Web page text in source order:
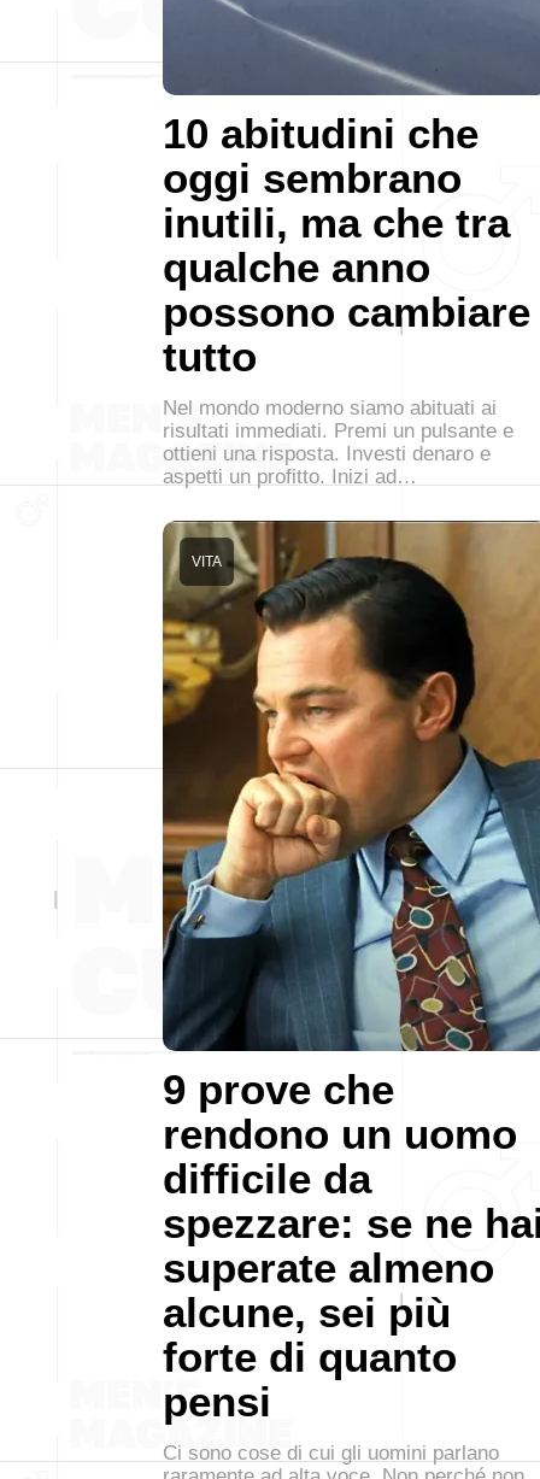
10 abitudini che
oggi sembrano
inutili, ma che tra
qualche anno
possono cambiare
tutto
Nel mondo moderno siamo abituati ai
risultati immediati. Premi un pulsante e
ottieni una risposta. Investi denaro e
aspetti un profitto. Inizi ad…
9 prove che
rendono un uomo
difficile da
spezzare: se ne
superate almeno
alcune, sei più
forte di quanto
pensi
VITA
Ci sono cose di cui gli uomini parlano